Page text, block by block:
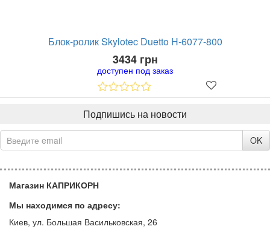
Блок-ролик Skylotec Duetto H-6077-800
3434 грн
доступен под заказ
Подпишись на новости
OK
Магазин КАПРИКОРН
Мы находимся по адресу:
Киев, ул. Большая Васильковская, 26